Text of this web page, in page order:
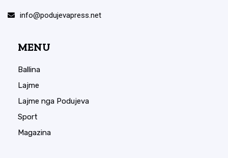
info@podujevapress.net
MENU
Ballina
Lajme
Lajme nga Podujeva
Sport
Magazina